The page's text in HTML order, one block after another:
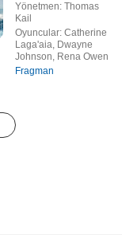
Yönetmen: Thomas
Kail
Oyuncular: Catherine
Laga'aia, Dwayne
Johnson, Rena Owen
Fragman